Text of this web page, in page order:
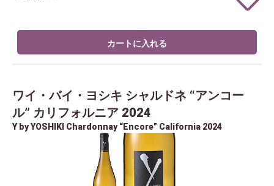
カートに入れる
ワイ・バイ・ヨシキ シャルドネ “アンコー
ル” カリフォルニア 2024
Y by YOSHIKI Chardonnay “Encore” California 2024